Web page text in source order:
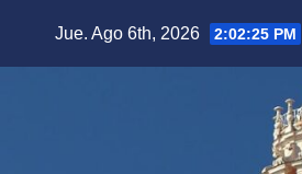
Jue. Ago 6th, 2026 2:02:26 PM